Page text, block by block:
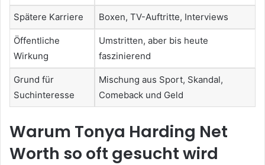
Spätere Karriere Boxen, TV-Auftritte, Interviews
Öffentliche
Wirkung
Umstritten, aber bis heute
faszinierend
Grund für
Suchinteresse
Mischung aus Sport, Skandal,
Comeback und Geld
Warum Tonya Harding Net
Worth so oft gesucht wird